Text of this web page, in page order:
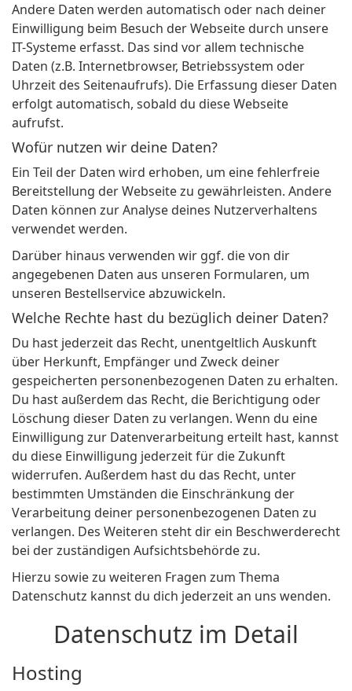
Andere Daten werden automatisch oder nach deiner
Einwilligung beim Besuch der Webseite durch unsere
IT-Systeme erfasst. Das sind vor allem technische
Daten (z.B. Internetbrowser, Betriebssystem oder
Uhrzeit des Seitenaufrufs). Die Erfassung dieser Daten
erfolgt automatisch, sobald du diese Webseite
aufrufst.
Wofür nutzen wir deine Daten?
Ein Teil der Daten wird erhoben, um eine fehlerfreie
Bereitstellung der Webseite zu gewährleisten. Andere
Daten können zur Analyse deines Nutzerverhaltens
verwendet werden.
Darüber hinaus verwenden wir ggf. die von dir
angegebenen Daten aus unseren Formularen, um
unseren Bestellservice abzuwickeln.
Welche Rechte hast du bezüglich deiner Daten?
Du hast jederzeit das Recht, unentgeltlich Auskunft
über Herkunft, Empfänger und Zweck deiner
gespeicherten personenbezogenen Daten zu erhalten.
Du hast außerdem das Recht, die Berichtigung oder
Löschung dieser Daten zu verlangen. Wenn du eine
Einwilligung zur Datenverarbeitung erteilt hast, kannst
du diese Einwilligung jederzeit für die Zukunft
widerrufen. Außerdem hast du das Recht, unter
bestimmten Umständen die Einschränkung der
Verarbeitung deiner personenbezogenen Daten zu
verlangen. Des Weiteren steht dir ein Beschwerderecht
bei der zuständigen Aufsichtsbehörde zu.
Hierzu sowie zu weiteren Fragen zum Thema
Datenschutz kannst du dich jederzeit an uns wenden.
Datenschutz im Detail
Hosting